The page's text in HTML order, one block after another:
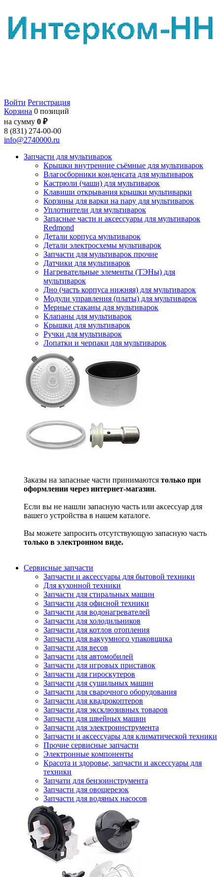
Войти Регистрация
Корзина 0 позиций
на сумму 0 ₽
8 (831) 274-00-00
info@2740000.ru
Запчасти для мультиварок
Крышки внутренние съёмные для мультиварок
Влагосборники конденсата для мультиварок
Кастрюли (чаши) для мультиварок
Клавиши открывания крышки мультиварки
Корзины для варки на пару для мультиварок
Уплотнители для мультиварок
Запасные части и аксессуары для мультиварок
Redmond
Детали корпуса мультиварок
Детали электросхемы мультиварок
Запчасти для мультиварок прочие
Датчики для мультиварок
Нагревательные элементы (ТЭНы) для
мультиварок
Дно (часть корпуса нижняя) для мультиварок
Модули управления (платы) для мультиварок
Мерные стаканы для мультиварок
Клапаны для мультиварок
Крышки для мультиварок
Ручки для мультиварок
Лопатки и черпаки для мультиварок
Заказы на запасные части принимаются только при
оформлении через интернет-магазин.
Если вы не нашли запасную часть или аксессуар для
вашего устройства в нашем каталоге.
Вы можете запросить отсутствующую запасную часть
только в электронном виде.
Сервисные запчасти
Запчасти и аксессуары для бытовой техники
Для кухонной техники
Запчасти для стиральных машин
Запчасти для офисной техники
Запчасти для водонагревателей
Запчасти для холодильников
Запчасти для котлов отопления
Запчасти для вакуумного упаковщика
Запчасти для весов
Запчасти для автомобилей
Запчасти для игровых приставок
Запчасти для гироскутеров
Запчасти для сушильных машин
Запчасти для сварочного оборудования
Запчасти для квадрокоптеров
Запчасти для эксклюзивных товаров
Запчасти для швейных машин
Запчасти для электроинструмента
Запчасти и аксессуары для климатической техники
Прочие сервисные запчасти
Электронные компоненты
Красота и здоровье, запчасти и аксессуары для
техники
Запчати для бензоинструмента
Запчасти для овощерезок
Запчасти для водяных насосов